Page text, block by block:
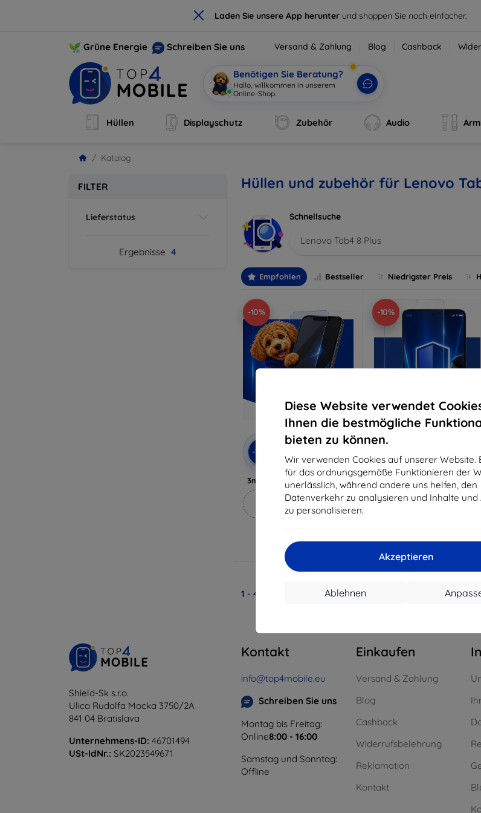
× Laden Sie unsere App herunter und shoppen Sie noch einfacher.
Diese Website verwendet
Ihnen die bestmögliche
bieten zu können.
Wir verwenden Cookies auf unserer Website.
für das ordnungsgemäße Funktionieren der
unerlässlich, während andere uns helfen, den
Datenverkehr zu analysieren und Inhalte und
zu personalisieren.
Akzeptieren
Ablehnen
Grüne Energie Schreiben Sie uns Versand & Zahlung Blog Cashback
Benötigen Sie Beratung?
Hallo, willkommen in unserem
Online-Shop.
Hüllen Displayschutz Zubehör Audio
Katalog
FILTER
Lieferstatus
Ergebnisse 4
Hüllen und zubehör für Lenovo
Schnellsuche
Lenovo Tab4 8 Plus
Empfohlen Bestseller Niedrigster Preis
-10%
-10%
Rabatt
Gutschein
3mk Anti-Shock Schutzglas
Maßgeschneidert
hergestellt
15,21 €
Auf Lager > 5 Stk.
-10%
Gutschein
3mk Pure Matt Schutzglas
Maßgeschneidert
11,61 €
Auf Lager > 5 Stk.
1 - 4
Shield-Sk s.r.o.
Ulica Rudolfa Mocka 3750/2A
841 04 Bratislava
Unternehmens-ID: 46701494
USt-IdNr.: SK2023549671
Kontakt
info@top4mobile.eu
Schreiben Sie uns
Montag bis Freitag:
Online8:00 - 16:00
Samstag und Sonntag:
Offline
Einkaufen
Versand & Zahlung
Blog
Cashback
Widerrufsbelehrung
Reklamation
Kontakt